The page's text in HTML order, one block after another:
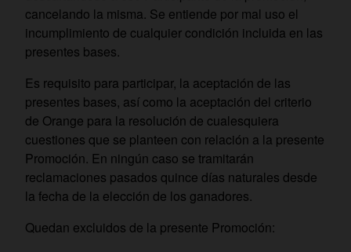
cancelando la misma. Se entiende por mal uso el
incumplimiento de cualquier condición incluida en las
presentes bases.
Es requisito para participar, la aceptación de las
presentes bases, así como la aceptación del criterio
de Orange para la resolución de cualesquiera
cuestiones que se planteen con relación a la presente
Promoción. En ningún caso se tramitarán
reclamaciones pasados quince días naturales desde
la fecha de la elección de los ganadores.
Quedan excluidos de la presente Promoción: